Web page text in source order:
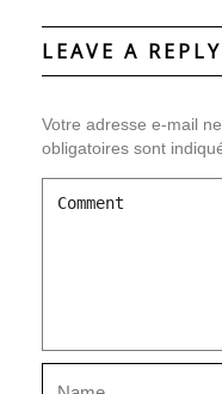
LEAVE A REPLY
Votre adresse e-mail
obligatoires sont